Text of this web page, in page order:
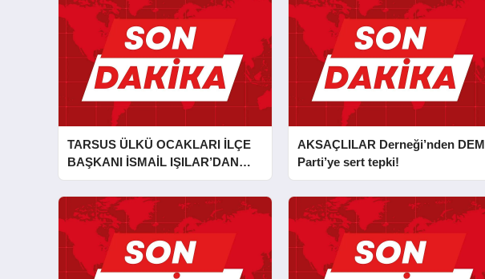
TARSUS ÜLKÜ OCAKLARI İLÇE
BAŞKANI İSMAİL IŞILAR’DAN
İLKYARDIM EĞİTİCİ EĞİTMENİ
MURAT CAN FİDAN’A ZİYARET
AKSAÇLILAR Derneği’nden DEM
Parti’ye sert tepki!